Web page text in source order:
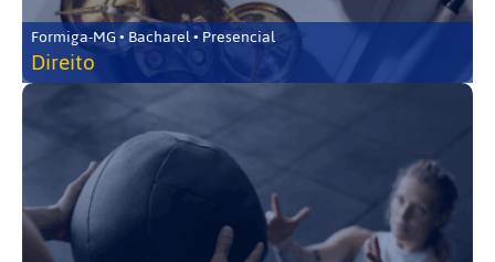
Formiga-MG • Bacharel • Presencial
Direito